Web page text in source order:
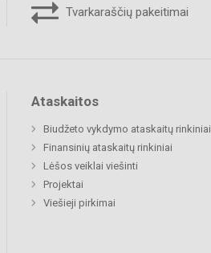
Tvarkaraščių pakeitimai
Ataskaitos
Biudžeto vykdymo ataskaitų rinkiniai
Finansinių ataskaitų rinkiniai
Lėšos veiklai viešinti
Projektai
Viešieji pirkimai